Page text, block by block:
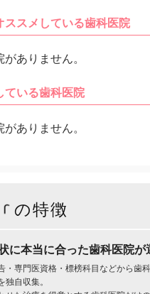
ススメしている歯科医院
ありません。
ている歯科医院
ありません。
の特徴
に本当に合った歯科医院が
・専門医資格・標榜科目などから歯
独自収集。